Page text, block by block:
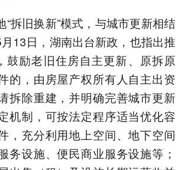
“拆旧换新”模式，与城市更新相结
13日，湖南出台新政，也指出推
鼓励老旧住房自主更新、原拆原
的，由房屋产权所有人自主出资
拆除重建，并明确完善城市更新
机制，可按法定程序适当优化容
，充分利用地上空间、地下空间
务设施、便民商业服务设施等；